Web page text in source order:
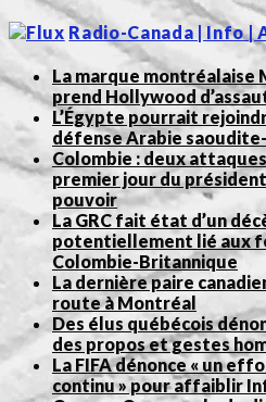
Radio-Canada | Info |
La marque montréalaise
prend Hollywood
L’Égypte pourrait
défense Arabie
Colombie : deux
premier jour du
pouvoir
La GRC fait état d’un
potentiellement lié aux
Colombie-Britannique
La dernière paire
route à Montréal
Des élus québécois
des propos et gestes
La FIFA dénonce « un
continu » pour affaiblir